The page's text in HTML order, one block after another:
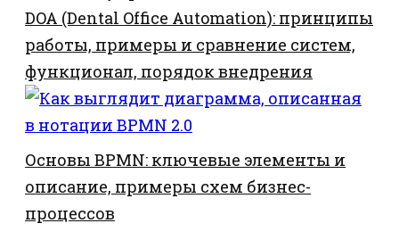
DOA (Dental Office Automation): принципы
работы, примеры и сравнение систем,
функционал, порядок внедрения
Основы BPMN: ключевые элементы и
описание, примеры схем бизнес-
процессов